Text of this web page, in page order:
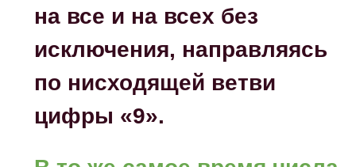
на все и на всех без
исключения, направляясь
по нисходящей ветви
цифры «9».